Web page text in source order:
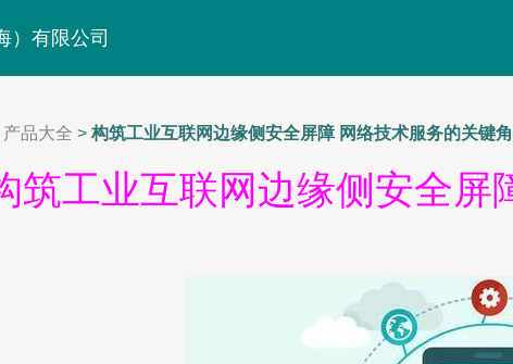
）有限公司
产品大全 > 构筑工业互联网边缘侧安全屏障 网络技术服务的关键
筑工业互联网边缘侧安全屏